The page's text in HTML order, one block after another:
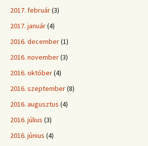
2017. február(3)
2017. január(4)
2016. december(1)
2016. november(3)
2016. október(4)
2016. szeptember(8)
2016. augusztus (4)
2016. július (3)
2016. június (4)